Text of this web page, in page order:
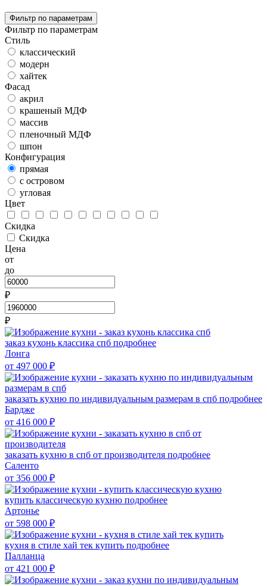
Фильтр по параметрам
Фильтр по параметрам
Стиль
классический
модерн
хайтек
Фасад
акрил
крашеный МДФ
массив
пленочный МДФ
шпон
Конфигурация
прямая
с островом
угловая
Цвет
Скидка
Скидка
Цена
от
до
₽
₽
заказ кухонь классика спб подробнее
Лонга
от 497 000 ₽
заказать кухню по индивидуальным размерам в спб подробнее
Бардже
от 416 000 ₽
заказать кухню в спб от производителя подробнее
Саленто
от 356 000 ₽
купить классическую кухню подробнее
Артонье
от 598 000 ₽
кухня в стиле хай тек купить подробнее
Палланца
от 421 000 ₽